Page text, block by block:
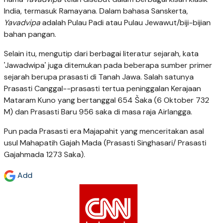
India, termasuk Ramayana. Dalam bahasa Sanskerta,
Yavadvipaadalah Pulau Padi atau Pulau Jewawut/biji-bijian
bahan pangan.
Selain itu, mengutip dari berbagai literatur sejarah, kata
'Jawadwipa' juga ditemukan pada beberapa sumber primer
sejarah berupa prasasti di Tanah Jawa. Salah satunya
Prasasti Canggal--prasasti tertua peninggalan Kerajaan
Mataram Kuno yang bertanggal 654 Ṥaka (6 Oktober 732
M) dan Prasasti Baru 956 saka di masa raja Airlangga.
Pun pada Prasasti era Majapahit yang menceritakan asal
usul Mahapatih Gajah Mada (Prasasti Singhasari/ Prasasti
Gajahmada 1273 Saka).
Add